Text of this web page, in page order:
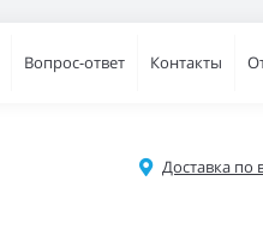
Вопрос-ответ Контакты
Доставка